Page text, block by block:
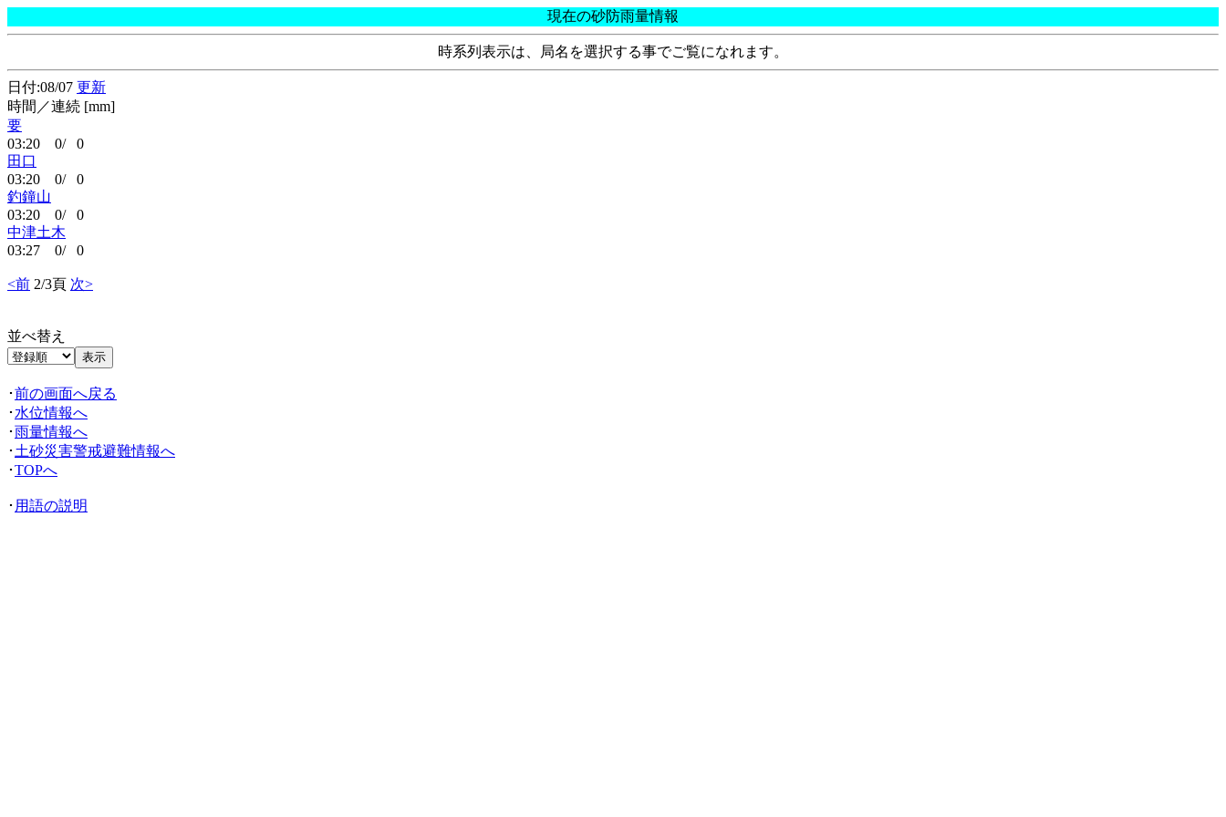
現在の砂防雨量情報
時系列表示は、局名を選択する事でご覧になれます。
日付:08/07 更新
時間／連続 [mm]
要
03:20 0/ 0
田口
03:20 0/ 0
釣鐘山
03:20 0/ 0
中津土木
03:27 0/ 0
<前 2/3頁 次>
並べ替え
･前の画面へ戻る
･ 水位情報へ
･雨量情報へ
･ 土砂災害警戒避難情報へ
･TOPへ
･ 用語の説明